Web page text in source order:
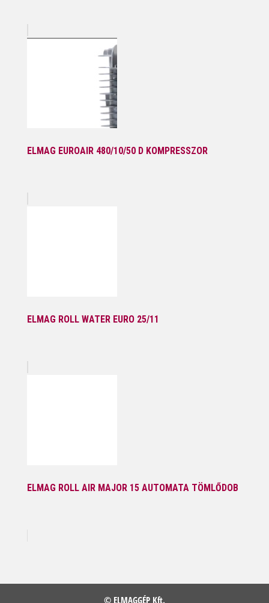
ELMAG EUROAIR 480/10/50 D KOMPRESSZOR
ELMAG ROLL WATER EURO 25/11
ELMAG ROLL AIR MAJOR 15 AUTOMATA TÖMLŐDOB
© ELMAGGÉP Kft.